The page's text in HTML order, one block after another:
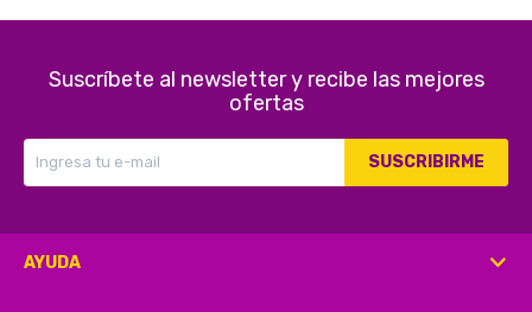
Suscríbete al newsletter y recibe las mejores
ofertas
SUSCRIBIRME
AYUDA
Papelería